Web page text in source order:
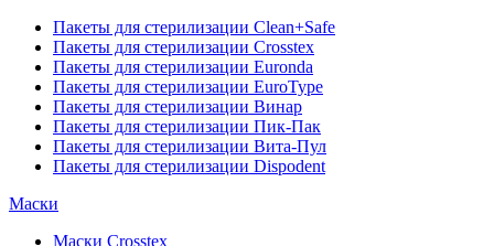
Пакеты для стерилизации Clean+Safe
Пакеты для стерилизации Crosstex
Пакеты для стерилизации Euronda
Пакеты для стерилизации EuroType
Пакеты для стерилизации Винар
Пакеты для стерилизации Пик-Пак
Пакеты для стерилизации Вита-Пул
Пакеты для стерилизации Dispodent
Маски
Маски Crosstex